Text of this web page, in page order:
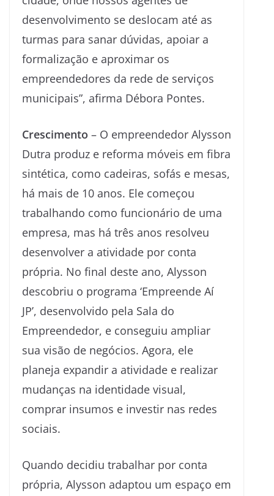
desenvolvimento se deslocam até as
turmas para sanar dúvidas, apoiar a
formalização e aproximar os
empreendedores da rede de serviços
municipais”, afirma Débora Pontes.
Crescimento – O empreendedor Alysson
Dutra produz e reforma móveis em fibra
sintética, como cadeiras, sofás e mesas,
há mais de 10 anos. Ele começou
trabalhando como funcionário de uma
empresa, mas há três anos resolveu
desenvolver a atividade por conta
própria. No final deste ano, Alysson
descobriu o programa ‘Empreende Aí
JP’, desenvolvido pela Sala do
Empreendedor, e conseguiu ampliar
sua visão de negócios. Agora, ele
planeja expandir a atividade e realizar
mudanças na identidade visual,
comprar insumos e investir nas redes
sociais.
Quando decidiu trabalhar por conta
própria, Alysson adaptou um espaço em